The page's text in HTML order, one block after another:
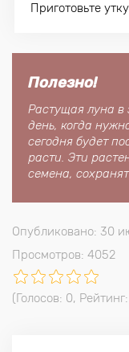
Приготовьте
Полезно!
Растущая луна в
день, когда
сегодня будет
расти. Эти
семена,
Опубликовано: 30
Просмотров: 4052
(Голосов: 0, Рейтинг: